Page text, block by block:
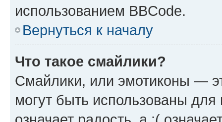
использованием BBCode.
Вернуться к началу
Что такое смайлики?
Смайлики, или эмотиконы —
могут быть использованы